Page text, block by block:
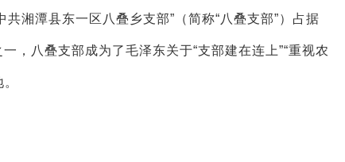
湘潭县东一区八叠乡支部”（简称“八叠支部”）占据
，八叠支部成为了毛泽东关于“支部建在连上”“重视农